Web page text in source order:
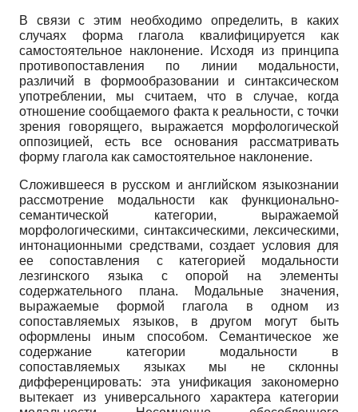
В связи с этим необходимо определить, в каких
случаях форма глагола квалифицируется как
самостоятельное наклонение. Исходя из принципа
противопоставления по линии модальности,
различий в формообразовании и синтаксическом
употреблении, мы считаем, что в случае, когда
отношение сообщаемого факта к реальности, с точки
зрения говорящего, выражается морфологической
оппозицией, есть все основания рассматривать
форму глагола как самостоятельное наклонение.
Сложившееся в русском и английском языкознании
рассмотрение модальности как функционально-
семантической категории, выражаемой
морфологическими, синтаксическими, лексическими,
интонационными средствами, создает условия для
ее сопоставления с категорией модальности
лезгинского языка с опорой на элементы
содержательного плана. Модальные значения,
выражаемые формой глагола в одном из
сопоставляемых языков, в другом могут быть
оформлены иным способом. Семантическое же
содержание категории модальности в
сопоставляемых языках мы не склонны
дифференцировать: эта унификация закономерно
вытекает из универсального характера категории